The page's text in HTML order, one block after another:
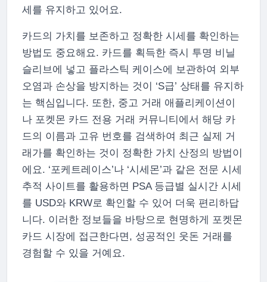
세를 유지하고 있어요.
카드의 가치를 보존하고 정확한 시세를 확인하는
방법도 중요해요. 카드를 획득한 즉시 투명 비닐
슬리브에 넣고 플라스틱 케이스에 보관하여 외부
오염과 손상을 방지하는 것이 ‘S급’ 상태를 유지하
는 핵심입니다. 또한, 중고 거래 애플리케이션이
나 포켓몬 카드 전용 거래 커뮤니티에서 해당 카
드의 이름과 고유 번호를 검색하여 최근 실제 거
래가를 확인하는 것이 정확한 가치 산정의 방법이
에요. ‘포케트레이스’나 ‘시세몬’과 같은 전문 시세
추적 사이트를 활용하면 PSA 등급별 실시간 시세
를 USD와 KRW로 확인할 수 있어 더욱 편리하답
니다. 이러한 정보들을 바탕으로 현명하게 포켓몬
카드 시장에 접근한다면, 성공적인 웃돈 거래를
경험할 수 있을 거예요.